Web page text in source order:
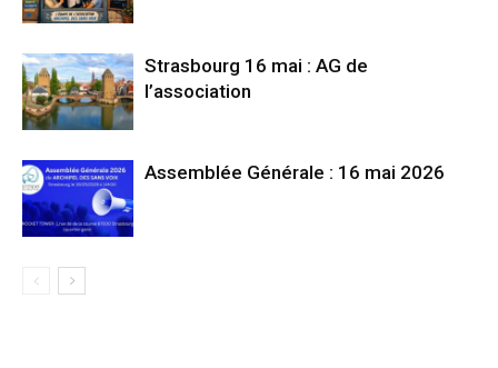
Strasbourg 16 mai : AG de
l’association
Assemblée Générale : 16 mai 2026